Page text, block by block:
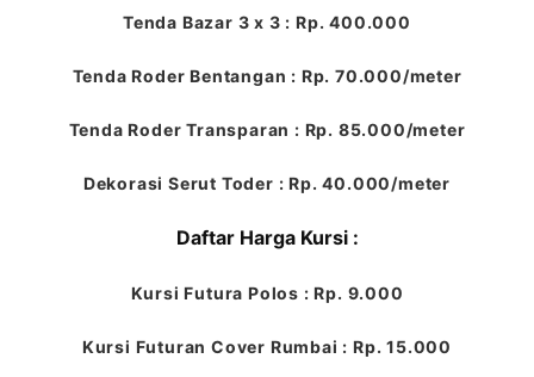
Tenda Bazar 3 x 3 : Rp. 400.000
Tenda Roder Bentangan : Rp. 70.000/meter
Tenda Roder Transparan : Rp. 85.000/meter
Dekorasi Serut Toder : Rp. 40.000/meter
Daftar Harga Kursi :
Kursi Futura Polos : Rp. 9.000
Kursi Futuran Cover Rumbai : Rp. 15.000